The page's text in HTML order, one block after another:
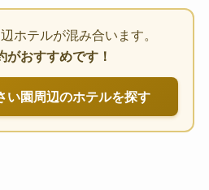
ホテルが混み合います。
がおすすめです！
園周辺のホテルを探す